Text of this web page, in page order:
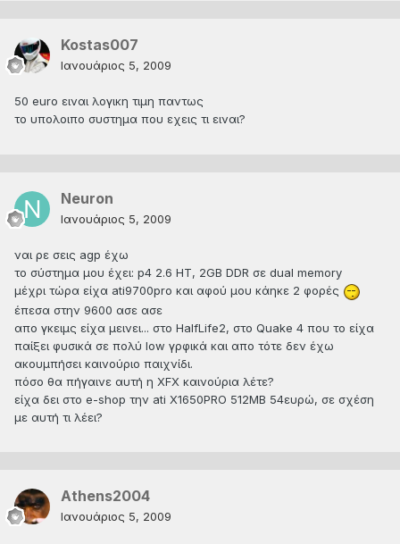
Kostas007
Ιανουάριος 5, 2009
50 euro ειναι λογικη τιμη παντως
το υπολοιπο συστημα που εχεις τι ειναι?
Neuron
Ιανουάριος 5, 2009
ναι ρε σεις agp έχω
το σύστημα μου έχει: p4 2.6 ΗΤ, 2GB DDR σε dual memory
μέχρι τώρα είχα ati9700pro και αφού μου κάηκε 2 φορές
έπεσα στην 9600 ασε ασε
απο γκειμς είχα μεινει... στο HalfLife2, στο Quake 4 που το είχα
παίξει φυσικά σε πολύ low γρφικά και απο τότε δεν έχω
ακουμπήσει καινούριο παιχνίδι.
πόσο θα πήγαινε αυτή η XFX καινούρια λέτε?
είχα δει στο e-shop την ati X1650PRO 512MB 54ευρώ, σε σχέση
με αυτή τι λέει?
Athens2004
Ιανουάριος 5, 2009